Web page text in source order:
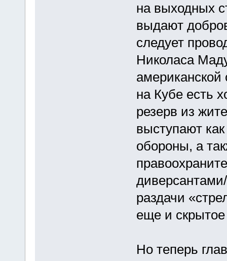
на выходных
выдают
следует
Николаса
на Кубе есть
резерв из
выступают
обороны, а
раздачи
еще и
Но теперь